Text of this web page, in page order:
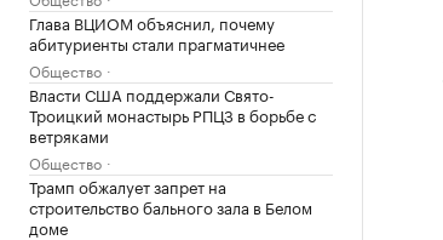
Глава ВЦИОМ объяснил, почему
абитуриенты стали прагматичнее
Общество
Власти США поддержали Свято-
Троицкий монастырь РПЦЗ в борьбе с
ветряками
Общество
Трамп обжалует запрет на
строительство бального зала в Белом
доме